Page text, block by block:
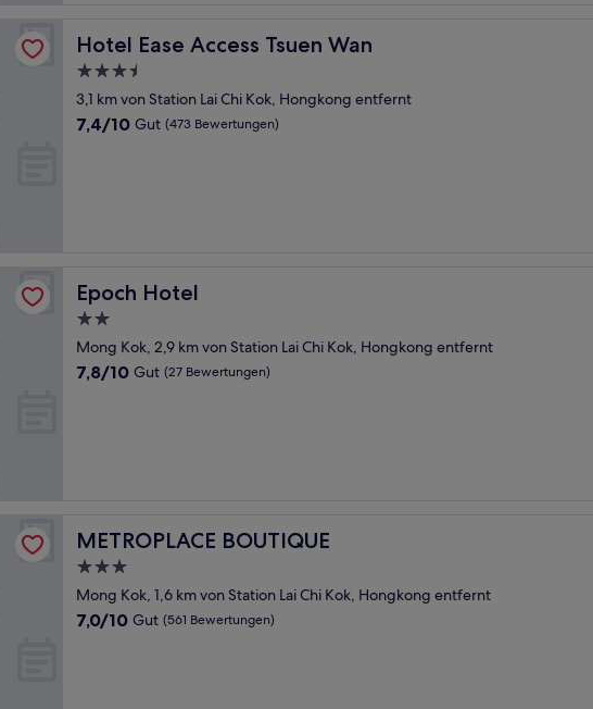
Hotel Ease Access Tsuen Wan
Hotel Ease Access Tsuen Wan
3.5-
Sterne-
Unterkunft
3,1 km von Station Lai Chi Kok, Hongkong entfernt
7.4
7,4/10 Gut (473 Bewertungen)
Epoch Hotel
Epoch Hotel
2.0-
Sterne-
Unterkunft
Mong Kok, 2,9 km von Station Lai Chi Kok, Hongkong entfernt
7.8
7,8/10 Gut (27 Bewertungen)
METROPLACE BOUTIQUE
METROPLACE BOUTIQUE
3.0-
Sterne-
Unterkunft
Mong Kok, 1,6 km von Station Lai Chi Kok, Hongkong entfernt
7.0
7,0/10 Gut (561 Bewertungen)